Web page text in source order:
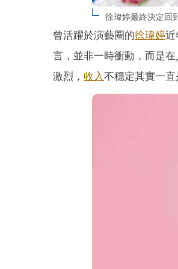
徐瑋婷最終決定回
曾活躍於演藝圈的徐瑋婷近
言，並非一時衝動，而是
激烈， 收入不穩定其實一直